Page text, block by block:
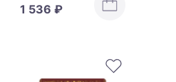
KOBAYASHI Inochi no
1 536 ₽